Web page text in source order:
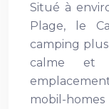
Situé à
Plage, le
camping
calme et
mobil-